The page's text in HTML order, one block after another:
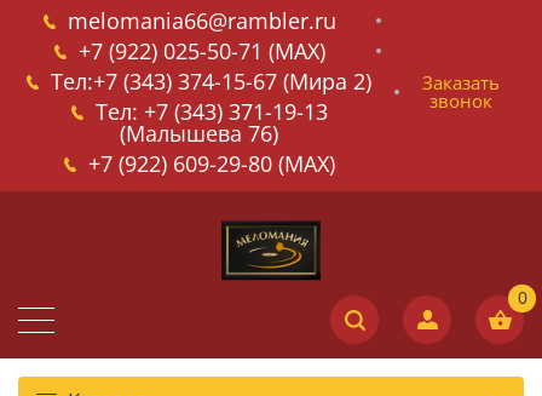
melomania66@rambler.ru
+7 (922) 025-50-71 (MAX)
Тел:+7 (343) 374-15-67 (Мира 2)
Тел: +7 (343) 371-19-13
(Малышева 76)
+7 (922) 609-29-80 (MAX)
Заказать
звонок